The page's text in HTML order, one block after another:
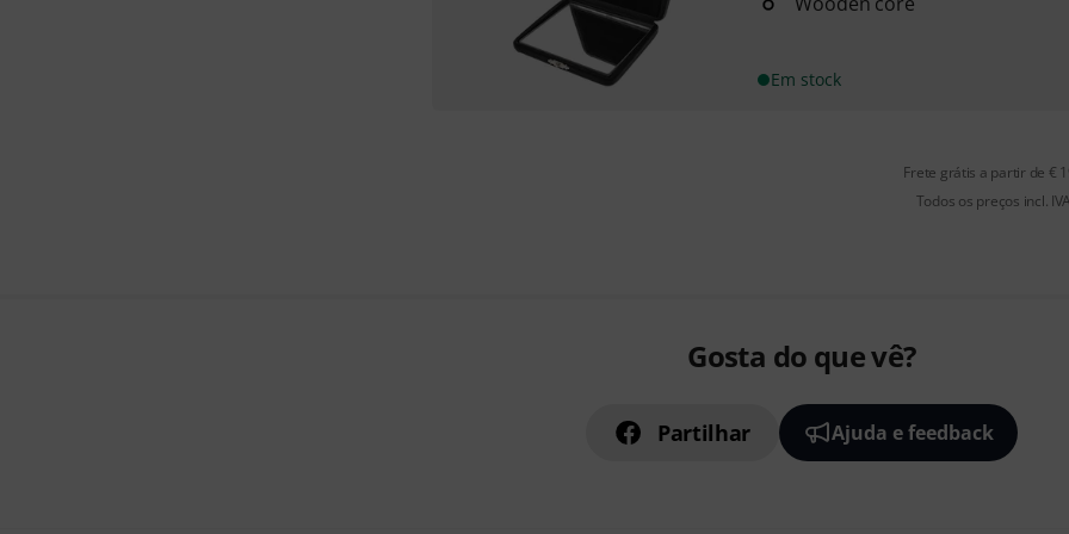
Em stock
Frete grátis a partir de €
Todos os preços incl. IVA
Gosta do que vê?
Partilhar Ajuda e feedback